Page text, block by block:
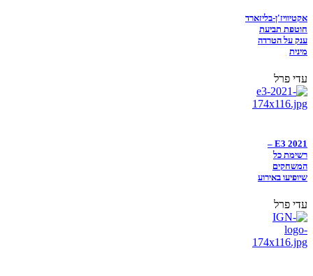
אקטיוויז'ן-בליזארד
חוטפת תביעת
ענק על הטרדה
מינית
עדי פרל
E3 2021 –
רשימת כל
המשחקים
שיופיעו באירוע
עדי פרל